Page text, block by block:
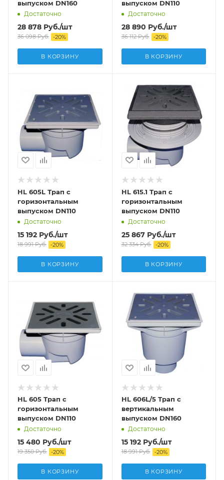
выпуском DN160
Достаточно
28 878 Руб./шт
36 098Руб. -20%
В КОРЗИНУ
выпуском DN110
Достаточно
28 890 Руб./шт
36 112Руб. -20%
В КОРЗИНУ
HL 605L Трап с
горизонтальным
выпуском DN110
Достаточно
15 192 Руб./шт
18 991Руб. -20%
В КОРЗИНУ
HL 615.1 Трап с
горизонтальным
выпуском DN110
Достаточно
25 867Руб./шт
32 334Руб. -20%
В КОРЗИНУ
HL 605 Трап с
горизонтальным
выпуском DN110
Достаточно
15 480 Руб./шт
19 350Руб. -20%
В КОРЗИНУ
HL 606L/5 Трап с
вертикальным
выпуском DN160
Достаточно
15 192Руб./шт
18 991Руб. -20%
В КОРЗИНУ